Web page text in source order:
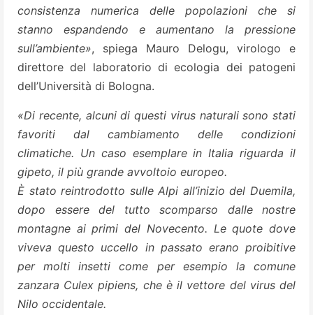
consistenza numerica delle popolazioni che si
stanno espandendo e aumentano la pressione
sull’ambiente», spiega Mauro Delogu, virologo e
direttore del laboratorio di ecologia dei patogeni
dell’Università di Bologna.
«Di recente, alcuni di questi virus naturali sono stati
favoriti dal cambiamento delle condizioni
climatiche. Un caso esemplare in Italia riguarda il
gipeto, il più grande avvoltoio europeo.
È stato reintrodotto sulle Alpi all’inizio del Duemila,
dopo essere del tutto scomparso dalle nostre
montagne ai primi del Novecento. Le quote dove
viveva questo uccello in passato erano proibitive
per molti insetti come per esempio la comune
zanzara Culex pipiens, che è il vettore del virus del
Nilo occidentale.